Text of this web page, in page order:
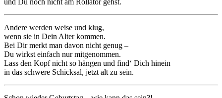
und Du noch nicht am Rollator gehst.
Andere werden weise und klug,
wenn sie in Dein Alter kommen.
Bei Dir merkt man davon nicht genug –
Du wirkst einfach nur mitgenommen.
Lass den Kopf nicht so hängen und find‘ Dich hinein
in das schwere Schicksal, jetzt alt zu sein.